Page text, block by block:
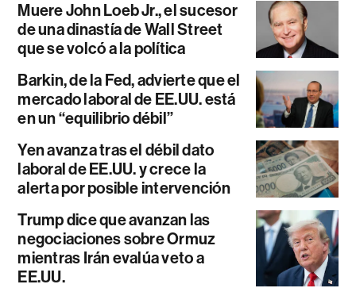
Muere John Loeb Jr., el sucesor
de una dinastía de Wall Street
que se volcó a la política
Barkin, de la Fed, advierte que el
mercado laboral de EE.UU. está
en un “equilibrio débil”
Yen avanza tras el débil dato
laboral de EE.UU. y crece la
alerta por posible intervención
Trump dice que avanzan las
negociaciones sobre Ormuz
mientras Irán evalúa veto a
EE.UU.